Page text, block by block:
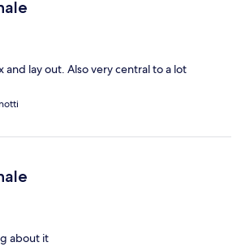
and lay out. Also very central to a lot
about it